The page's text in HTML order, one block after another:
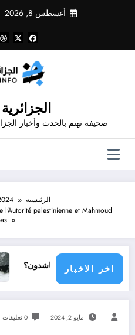
أغسطس 8, 2026
الجزائرية
صحيفة تهتم بالحدث وأخبار
الرئيسية
palestinienne et Mahmoud
اخر الاخبار
دولي يناشدون؟
مايو 2, 2024 0 تعليقات